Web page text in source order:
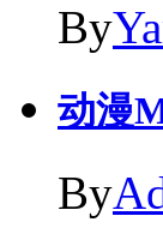
By
动漫
By